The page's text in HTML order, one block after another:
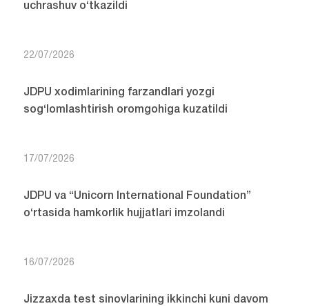
uchrashuv o‘tkazildi
22/07/2026
JDPU xodimlarining farzandlari yozgi
sog‘lomlashtirish oromgohiga kuzatildi
17/07/2026
JDPU va “Unicorn International Foundation”
o‘rtasida hamkorlik hujjatlari imzolandi
16/07/2026
Jizzaxda test sinovlarining ikkinchi kuni davom